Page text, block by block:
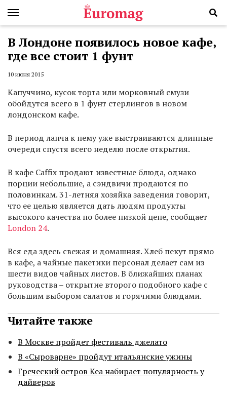
В Лондоне появилось новое кафе,
где все стоит 1 фунт
10 июня 2015
Капуччино, кусок торта или морковный смузи
обойдутся всего в 1 фунт стерлингов в новом
лондонском кафе.
В период ланча к нему уже выстраиваются длинные
очереди спустя всего неделю после открытия.
В кафе Caffix продают известные блюда, однако
порции небольшие, а сэндвичи продаются по
половинкам. 31-летняя хозяйка заведения говорит,
что ее целью является дать людям продукты
высокого качества по более низкой цене, сообщает
London 24.
Вся еда здесь свежая и домашняя. Хлеб пекут прямо
в кафе, а чайные пакетики персонал делает сам из
шести видов чайных листов. В ближайших планах
руководства – открытие второго подобного кафе с
большим выбором салатов и горячими блюдами.
Читайте также
В Москве пройдет фестиваль джелато
В «Сыроварне» пройдут итальянские ужины
Греческий остров Кеа набирает популярность у
дайверов